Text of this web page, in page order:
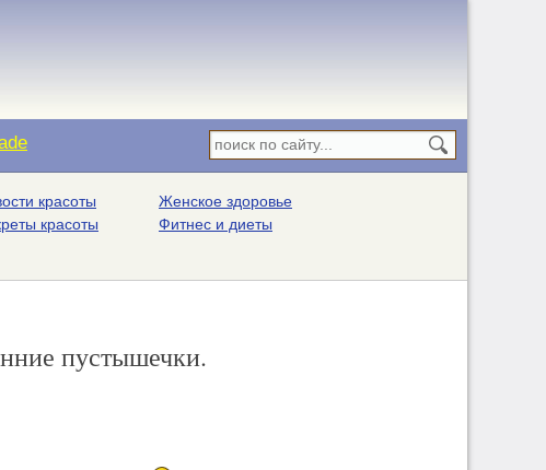
красоты
красоты
Женское здоровье
Фитнес и диеты
пустышечки.